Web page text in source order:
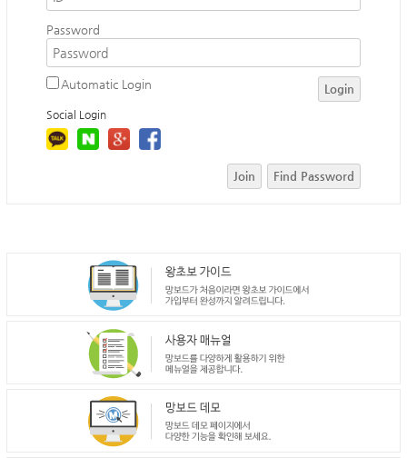
Password
Automatic Login Login
Social Login
Join Find Password